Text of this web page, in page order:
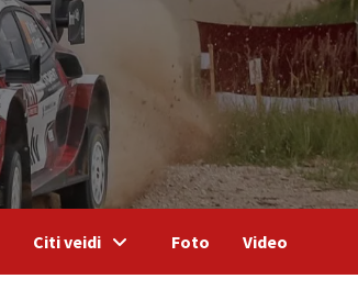
Citi veidi Foto Video